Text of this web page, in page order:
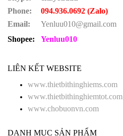
Phone:
094.936.0692 (Zalo)
Email:
Yenluu010@gmail.com
Shopee:
Yenluu010
LIÊN KẾT WEBSITE
www.thietbithinghiems.com
www.thietbithinghiemtot.com
www.chobuonvn.com
DANH MỤC SẢN PHẨM